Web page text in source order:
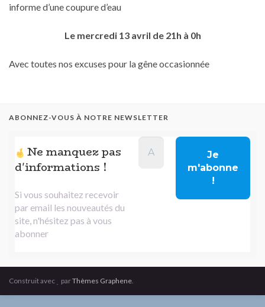
informe d’une coupure d’eau
Le mercredi 13 avril de 21h à 0h
Avec toutes nos excuses pour la gêne occasionnée
ABONNEZ-VOUS À NOTRE NEWSLETTER
Ne manquez pas
d'informations !
Si vous souhaitez recevoir
par email les nouveautés du
site, n'hésitez pas à vous
abonner
Construit avec parThèmes Graphene.